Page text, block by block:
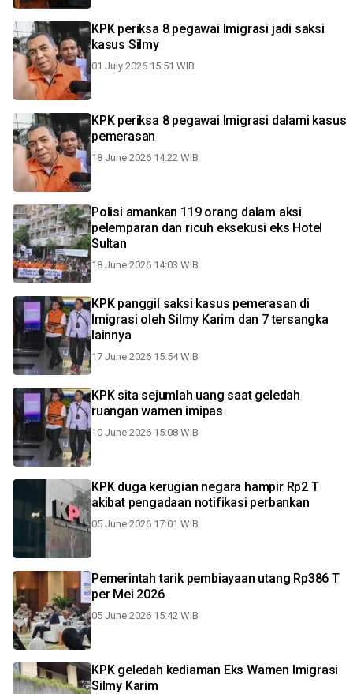
KPK periksa 8 pegawai Imigrasi jadi saksi
kasus Silmy
01 July 2026 15:51 WIB
KPK periksa 8 pegawai Imigrasi dalami kasus
pemerasan
18 June 2026 14:22 WIB
Polisi amankan 119 orang dalam aksi
pelemparan dan ricuh eksekusi eks Hotel
Sultan
18 June 2026 14:03 WIB
KPK panggil saksi kasus pemerasan di
Imigrasi oleh Silmy Karim dan 7 tersangka
lainnya
17 June 2026 15:54 WIB
KPK sita sejumlah uang saat geledah
ruangan wamen imipas
10 June 2026 15:08 WIB
KPK duga kerugian negara hampir Rp2 T
akibat pengadaan notifikasi perbankan
05 June 2026 17:01 WIB
Pemerintah tarik pembiayaan utang Rp386 T
per Mei 2026
05 June 2026 15:42 WIB
KPK geledah kediaman Eks Wamen Imigrasi
Silmy Karim